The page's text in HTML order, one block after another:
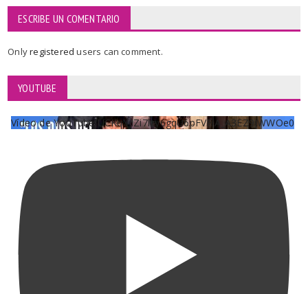
ESCRIBE UN COMENTARIO
Onlyregisteredusers can comment.
YOUTUBE
Vídeo de YouTube UCKqYjiZi7lzy6gqU6pFVFiA_A3EZ9JWWOe0